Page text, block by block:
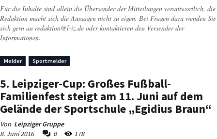
Für die Inhalte sind allein die Übersender der Mitteilungen verantwortlich, die
Redaktion macht sich die Aussagen nicht zu eigen. Bei Fragen dazu wenden Sie
sich gern an redaktion@l-iz.de oder kontaktieren den Versender der
Informationen.
Melder Sportmelder
5. Leipziger-Cup: Großes Fußball-
Familienfest steigt am 11. Juni auf dem
Gelände der Sportschule „Egidius Braun“
Von Leipziger Gruppe
8. Juni 2016
0 178